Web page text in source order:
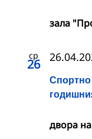
зала
ср
26
Спортно
двора